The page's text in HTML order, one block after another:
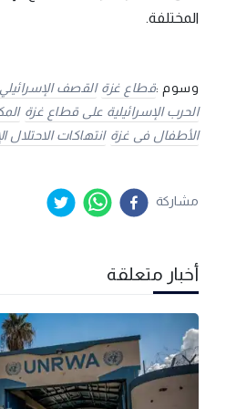
المختلفة.
وسوم :قطاع غزة القصف
الحرب الإسرائيلية على قطاع غزة
الأطفال فى غزة انتهاكات الاحتلال
مشاركة
أخبار متعلقة